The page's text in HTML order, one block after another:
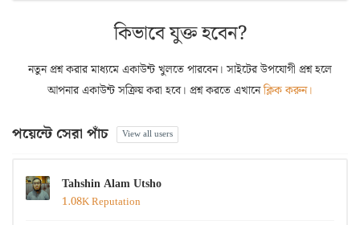
কিভাবে যুক্ত হবেন?
নতুন প্রশ্ন করার মাধ্যমে একাউন্ট খুলতে পারবেন। সাইটের উপযোগী প্রশ্ন হলে
আপনার একাউন্ট সক্রিয় করা হবে। প্রশ্ন করতে এখানেক্লিক করুন।
পয়েন্টে সেরা পাঁচ View all users
Tahshin Alam Utsho
1.08K Reputation